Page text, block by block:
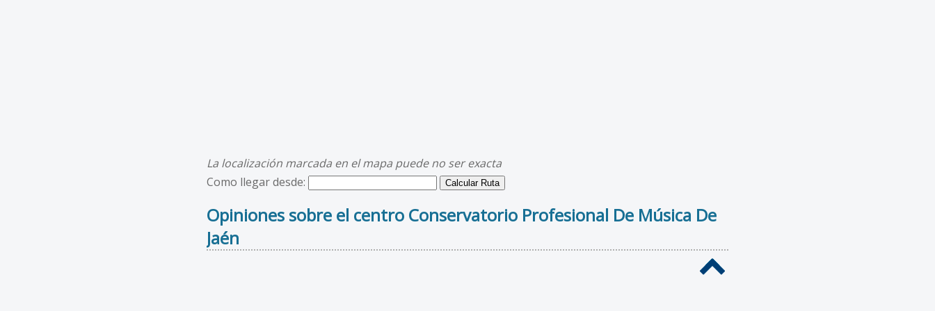
La localización marcada en el mapa puede no ser exacta
Como llegar desde:
Opiniones sobre el centro Conservatorio Profesional De Música De
Jaén